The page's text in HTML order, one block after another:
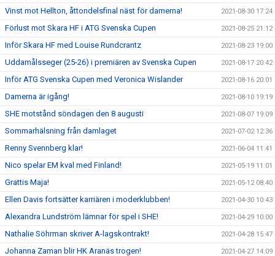
Vinst mot Hellton, åttondelsfinal näst för damerna! 2021-08-30 17:24
Förlust mot Skara HF i ATG Svenska Cupen 2021-08-25 21:12
Inför Skara HF med Louise Rundcrantz 2021-08-23 19:00
Uddamålsseger (25-26) i premiären av Svenska Cupen 2021-08-17 20:42
Inför ATG Svenska Cupen med Veronica Wislander 2021-08-16 20:01
Damerna är igång! 2021-08-10 19:19
SHE motstånd söndagen den 8 augusti 2021-08-07 19:09
Sommarhälsning från damlaget 2021-07-02 12:36
Renny Svennberg klar! 2021-06-04 11:41
Nico spelar EM kval med Finland! 2021-05-19 11:01
Grattis Maja! 2021-05-12 08:40
Ellen Davis fortsätter karriären i moderklubben! 2021-04-30 10:43
Alexandra Lundström lämnar för spel i SHE! 2021-04-29 10:00
Nathalie Söhrman skriver A-lagskontrakt! 2021-04-28 15:47
Johanna Zaman blir HK Aranäs trogen! 2021-04-27 14:09